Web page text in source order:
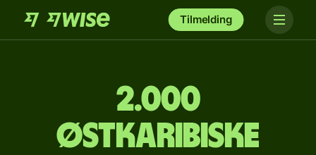
Tilmelding
2.000
østkaribiske